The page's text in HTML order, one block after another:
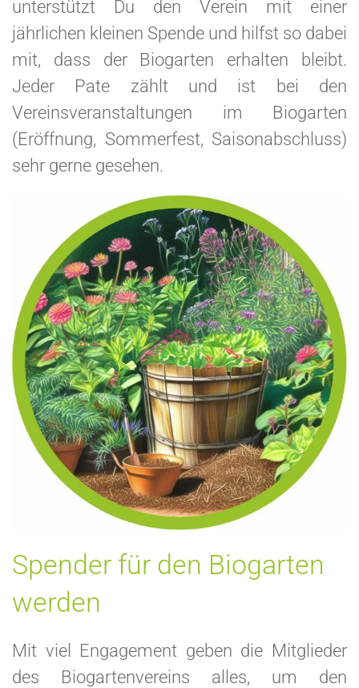
unterstützt Du den Verein mit einer
jährlichen kleinen Spende und hilfst so dabei
mit, dass der Biogarten erhalten bleibt.
Jeder Pate zählt und ist bei den
Vereinsveranstaltungen im Biogarten
(Eröffnung, Sommerfest, Saisonabschluss)
sehr gerne gesehen.
Spender für den Biogarten
werden
Mit viel Engagement geben die Mitglieder
des Biogartenvereins alles, um den